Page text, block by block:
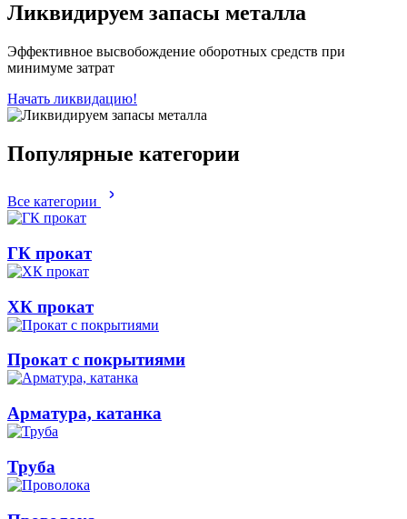
Ликвидируем запасы металла
Эффективное высвобождение оборотных средств при
минимуме затрат
Начать ликвидацию!
Популярные категории
Все категории
ГК прокат
ХК прокат
Прокат с покрытиями
Арматура, катанка
Труба